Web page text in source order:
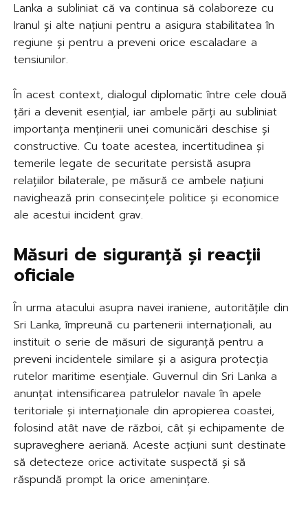
Lanka a subliniat că va continua să colaboreze cu
Iranul și alte națiuni pentru a asigura stabilitatea în
regiune și pentru a preveni orice escaladare a
tensiunilor.
În acest context, dialogul diplomatic între cele două
țări a devenit esențial, iar ambele părți au subliniat
importanța menținerii unei comunicări deschise și
constructive. Cu toate acestea, incertitudinea și
temerile legate de securitate persistă asupra
relațiilor bilaterale, pe măsură ce ambele națiuni
navighează prin consecințele politice și economice
ale acestui incident grav.
Măsuri de siguranță și reacții
oficiale
În urma atacului asupra navei iraniene, autoritățile din
Sri Lanka, împreună cu partenerii internaționali, au
instituit o serie de măsuri de siguranță pentru a
preveni incidentele similare și a asigura protecția
rutelor maritime esențiale. Guvernul din Sri Lanka a
anunțat intensificarea patrulelor navale în apele
teritoriale și internaționale din apropierea coastei,
folosind atât nave de război, cât și echipamente de
supraveghere aeriană. Aceste acțiuni sunt destinate
să detecteze orice activitate suspectă și să
răspundă prompt la orice amenințare.